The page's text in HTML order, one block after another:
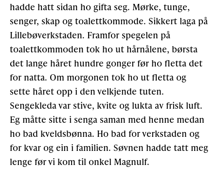
hadde hatt sidan ho gifta seg. Mørke, tunge,
senger, skap og toalettkommode. Sikkert laga på
Lillebøverkstaden. Framfor spegelen på
toalettkommoden tok ho ut hårnålene, børsta
det lange håret hundre gonger før ho fletta det
for natta. Om morgonen tok ho ut fletta og
sette håret opp i den velkjende tuten.
Sengekleda var stive, kvite og lukta av frisk luft.
Eg måtte sitte i senga saman med henne medan
ho bad kveldsbønna. Ho bad for verkstaden og
for kvar og ein i familien. Søvnen hadde tatt meg
lenge før vi kom til onkel Magnulf.